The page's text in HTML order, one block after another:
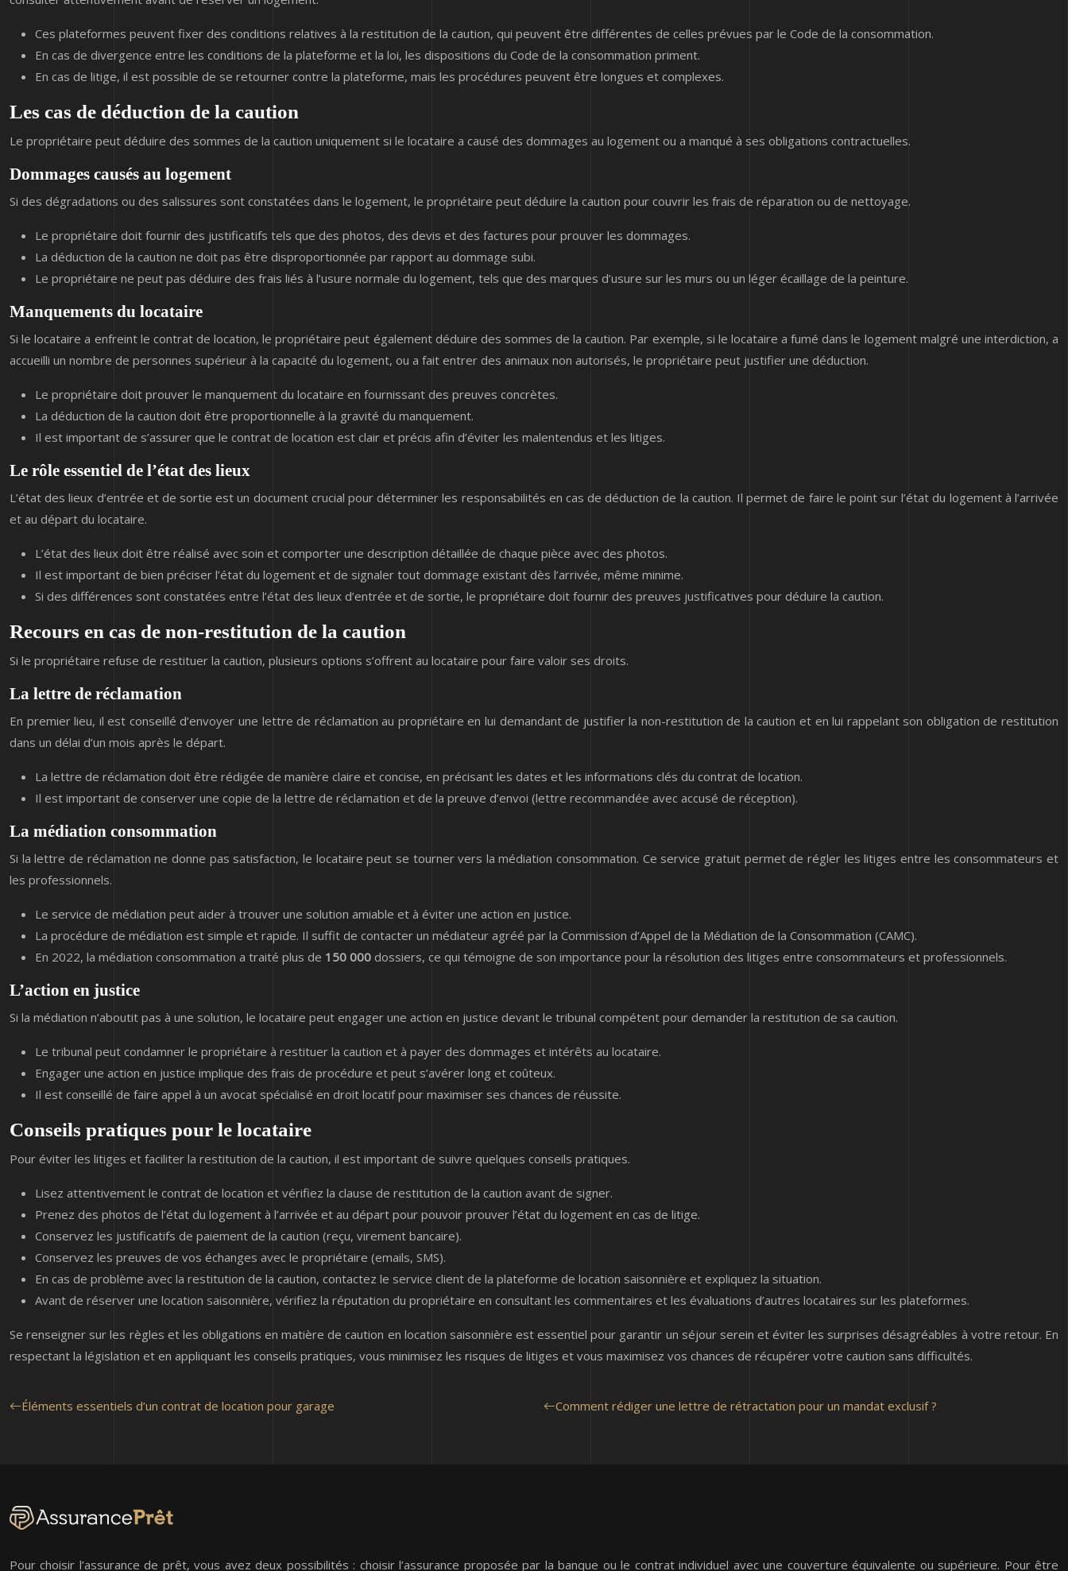
Ces plateformes peuvent fixer des conditions relatives à la restitution de la caution, qui peuvent être différentes de celles prévues par le Code de la consommation.
En cas de divergence entre les conditions de la plateforme et la loi, les dispositions du Code de la consommation priment.
En cas de litige, il est possible de se retourner contre la plateforme, mais les procédures peuvent être longues et complexes.
Les cas de déduction de la caution
Le propriétaire peut déduire des sommes de la caution uniquement si le locataire a causé des dommages au logement ou a manqué à ses obligations contractuelles.
Dommages causés au logement
Si des dégradations ou des salissures sont constatées dans le logement, le propriétaire peut déduire la caution pour couvrir les frais de réparation ou de nettoyage.
Le propriétaire doit fournir des justificatifs tels que des photos, des devis et des factures pour prouver les dommages.
La déduction de la caution ne doit pas être disproportionnée par rapport au dommage subi.
Le propriétaire ne peut pas déduire des frais liés à l’usure normale du logement, tels que des marques d’usure sur les murs ou un léger écaillage de la peinture.
Manquements du locataire
Si le locataire a enfreint le contrat de location, le propriétaire peut également déduire des sommes de la caution. Par exemple, si le locataire a fumé dans le logement malgré une interdiction, a
accueilli un nombre de personnes supérieur à la capacité du logement, ou a fait entrer des animaux non autorisés, le propriétaire peut justifier une déduction.
Le propriétaire doit prouver le manquement du locataire en fournissant des preuves concrètes.
La déduction de la caution doit être proportionnelle à la gravité du manquement.
Il est important de s’assurer que le contrat de location est clair et précis afin d’éviter les malentendus et les litiges.
Le rôle essentiel de l’état des lieux
L’état des lieux d’entrée et de sortie est un document crucial pour déterminer les responsabilités en cas de déduction de la caution. Il permet de faire le point sur l’état du logement à l’arrivée
et au départ du locataire.
L’état des lieux doit être réalisé avec soin et comporter une description détaillée de chaque pièce avec des photos.
Il est important de bien préciser l’état du logement et de signaler tout dommage existant dès l’arrivée, même minime.
Si des différences sont constatées entre l’état des lieux d’entrée et de sortie, le propriétaire doit fournir des preuves justificatives pour déduire la caution.
Recours en cas de non-restitution de la caution
Si le propriétaire refuse de restituer la caution, plusieurs options s’offrent au locataire pour faire valoir ses droits.
La lettre de réclamation
En premier lieu, il est conseillé d’envoyer une lettre de réclamation au propriétaire en lui demandant de justifier la non-restitution de la caution et en lui rappelant son obligation de restitution
dans un délai d’un mois après le départ.
La lettre de réclamation doit être rédigée de manière claire et concise, en précisant les dates et les informations clés du contrat de location.
Il est important de conserver une copie de la lettre de réclamation et de la preuve d’envoi (lettre recommandée avec accusé de réception).
La médiation consommation
Si la lettre de réclamation ne donne pas satisfaction, le locataire peut se tourner vers la médiation consommation. Ce service gratuit permet de régler les litiges entre les consommateurs et
les professionnels.
Le service de médiation peut aider à trouver une solution amiable et à éviter une action en justice.
La procédure de médiation est simple et rapide. Il suffit de contacter un médiateur agréé par la Commission d’Appel de la Médiation de la Consommation (CAMC).
En 2022, la médiation consommation a traité plus de 150 000 dossiers, ce qui témoigne de son importance pour la résolution des litiges entre consommateurs et professionnels.
L’action en justice
Si la médiation n’aboutit pas à une solution, le locataire peut engager une action en justice devant le tribunal compétent pour demander la restitution de sa caution.
Le tribunal peut condamner le propriétaire à restituer la caution et à payer des dommages et intérêts au locataire.
Engager une action en justice implique des frais de procédure et peut s’avérer long et coûteux.
Il est conseillé de faire appel à un avocat spécialisé en droit locatif pour maximiser ses chances de réussite.
Conseils pratiques pour le locataire
Pour éviter les litiges et faciliter la restitution de la caution, il est important de suivre quelques conseils pratiques.
Lisez attentivement le contrat de location et vérifiez la clause de restitution de la caution avant de signer.
Prenez des photos de l’état du logement à l’arrivée et au départ pour pouvoir prouver l’état du logement en cas de litige.
Conservez les justificatifs de paiement de la caution (reçu, virement bancaire).
Conservez les preuves de vos échanges avec le propriétaire (emails, SMS).
En cas de problème avec la restitution de la caution, contactez le service client de la plateforme de location saisonnière et expliquez la situation.
Avant de réserver une location saisonnière, vérifiez la réputation du propriétaire en consultant les commentaires et les évaluations d’autres locataires sur les plateformes.
Se renseigner sur les règles et les obligations en matière de caution en location saisonnière est essentiel pour garantir un séjour serein et éviter les surprises désagréables à votre retour. En
respectant la législation et en appliquant les conseils pratiques, vous minimisez les risques de litiges et vous maximisez vos chances de récupérer votre caution sans difficultés.
Éléments essentiels d’un contrat de location pour garage Comment rédiger une lettre de rétractation pour un mandat exclusif ?
Pour choisir l’assurance de prêt, vous avez deux possibilités : choisir l’assurance proposée par la banque ou le contrat individuel avec une couverture équivalente ou supérieure. Pour être